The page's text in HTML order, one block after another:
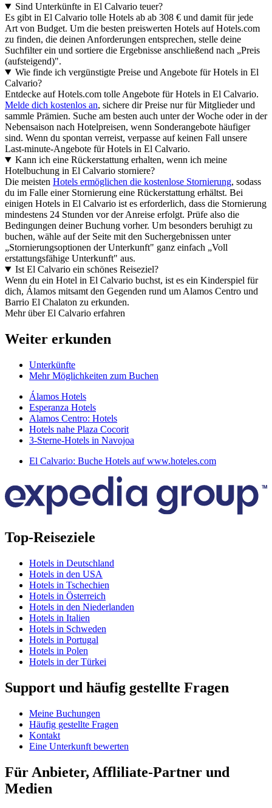
Sind Unterkünfte in El Calvario teuer?
Es gibt in El Calvario tolle Hotels ab ab 308 € und damit für jede
Art von Budget. Um die besten preiswerten Hotels auf Hotels.com
zu finden, die deinen Anforderungen entsprechen, stelle deine
Suchfilter ein und sortiere die Ergebnisse anschließend nach „Preis
(aufsteigend)".
Wie finde ich vergünstigte Preise und Angebote für Hotels in El
Calvario?
Entdecke auf Hotels.com tolle Angebote für Hotels in El Calvario.
Melde dich kostenlos an, sichere dir Preise nur für Mitglieder und
sammle Prämien. Suche am besten auch unter der Woche oder in der
Nebensaison nach Hotelpreisen, wenn Sonderangebote häufiger
sind. Wenn du spontan verreist, verpasse auf keinen Fall unsere
Last-minute-Angebote für Hotels in El Calvario.
Kann ich eine Rückerstattung erhalten, wenn ich meine
Hotelbuchung in El Calvario storniere?
Die meisten Hotels ermöglichen die kostenlose Stornierung, sodass
du im Falle einer Stornierung eine Rückerstattung erhältst. Bei
einigen Hotels in El Calvario ist es erforderlich, dass die Stornierung
mindestens 24 Stunden vor der Anreise erfolgt. Prüfe also die
Bedingungen deiner Buchung vorher. Um besonders beruhigt zu
buchen, wähle auf der Seite mit den Suchergebnissen unter
„Stornierungsoptionen der Unterkunft" ganz einfach „Voll
erstattungsfähige Unterkunft" aus.
Ist El Calvario ein schönes Reiseziel?
Wenn du ein Hotel in El Calvario buchst, ist es ein Kinderspiel für
dich, Álamos mitsamt den Gegenden rund um Alamos Centro und
Barrio El Chalaton zu erkunden.
Mehr über El Calvario erfahren
Weiter erkunden
Unterkünfte
Mehr Möglichkeiten zum Buchen
Álamos Hotels
Esperanza Hotels
Alamos Centro: Hotels
Hotels nahe Plaza Cocorit
3-Sterne-Hotels in Navojoa
El Calvario: Buche Hotels auf www.hoteles.com
Top-Reiseziele
Hotels in Deutschland
Hotels in den USA
Hotels in Tschechien
Hotels in Österreich
Hotels in den Niederlanden
Hotels in Italien
Hotels in Schweden
Hotels in Portugal
Hotels in Polen
Hotels in der Türkei
Support und häufig gestellte Fragen
Meine Buchungen
Häufig gestellte Fragen
Kontakt
Eine Unterkunft bewerten
Für Anbieter, Affliliate-Partner und
Medien